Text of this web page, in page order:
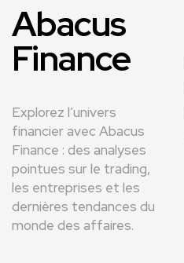
Abacus
Finance
Explorez l’univers
financier avec Abacus
Finance : des analyses
pointues sur le trading,
les entreprises et les
dernières tendances du
monde des affaires.